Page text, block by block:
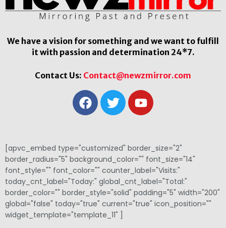
We have a vision for something and we want to fulfill
it with passion and determination 24*7.
Contact Us: Contact@newzmirror.com
[apvc_embed type="customized" border_size="2"
border_radius="5" background_color="" font_size="14"
font_style="" font_color="" counter_label="Visits:"
today_cnt_label="Today:" global_cnt_label="Total:"
border_color="" border_style="solid" padding="5" width="200"
global="false" today="true" current="true" icon_position=""
widget_template="template_11" ]